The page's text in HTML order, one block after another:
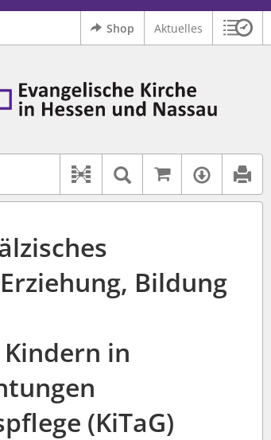
Shop Aktuelles
oder "Pfarrerausschuss".
in Hessen und Nassau
Dokument-Beziehungen
Textsuche im
Auf
Bildung
in
(KiTaG)